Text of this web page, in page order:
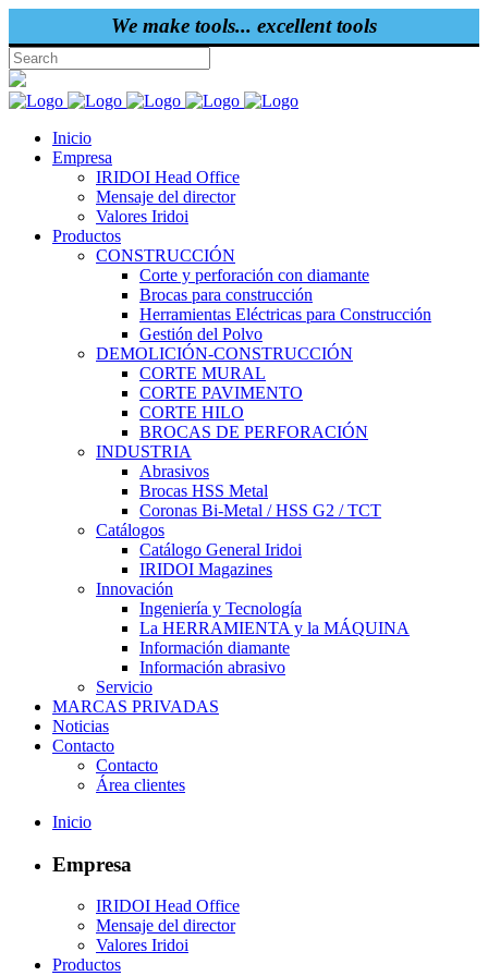
We make tools... excellent tools
Inicio
Empresa
IRIDOI Head Office
Mensaje del director
Valores Iridoi
Productos
CONSTRUCCIÓN
Corte y perforación con diamante
Brocas para construcción
Herramientas Eléctricas para Construcción
Gestión del Polvo
DEMOLICIÓN-CONSTRUCCIÓN
CORTE MURAL
CORTE PAVIMENTO
CORTE HILO
BROCAS DE PERFORACIÓN
INDUSTRIA
Abrasivos
Brocas HSS Metal
Coronas Bi-Metal / HSS G2 / TCT
Catálogos
Catálogo General Iridoi
IRIDOI Magazines
Innovación
Ingeniería y Tecnología
La HERRAMIENTA y la MÁQUINA
Información diamante
Información abrasivo
Servicio
MARCAS PRIVADAS
Noticias
Contacto
Contacto
Área clientes
Inicio
Empresa
IRIDOI Head Office
Mensaje del director
Valores Iridoi
Productos